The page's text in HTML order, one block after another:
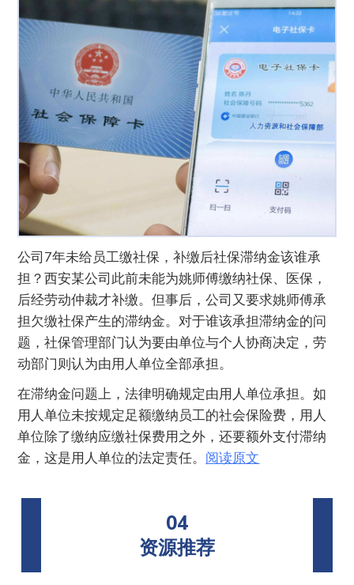
公司7年未给员工缴社保，补缴后社保滞纳金该谁承
担？西安某公司此前未能为姚师傅缴纳社保、医保，
后经劳动仲裁才补缴。但事后，公司又要求姚师傅承
担欠缴社保产生的滞纳金。对于谁该承担滞纳金的问
题，社保管理部门认为要由单位与个人协商决定，劳
动部门则认为由用人单位全部承担。
在滞纳金问题上，法律明确规定由用人单位承担。如
用人单位未按规定足额缴纳员工的社会保险费，用人
单位除了缴纳应缴社保费用之外，还要额外支付滞纳
金，这是用人单位的法定责任。 阅读原文
04
资源推荐